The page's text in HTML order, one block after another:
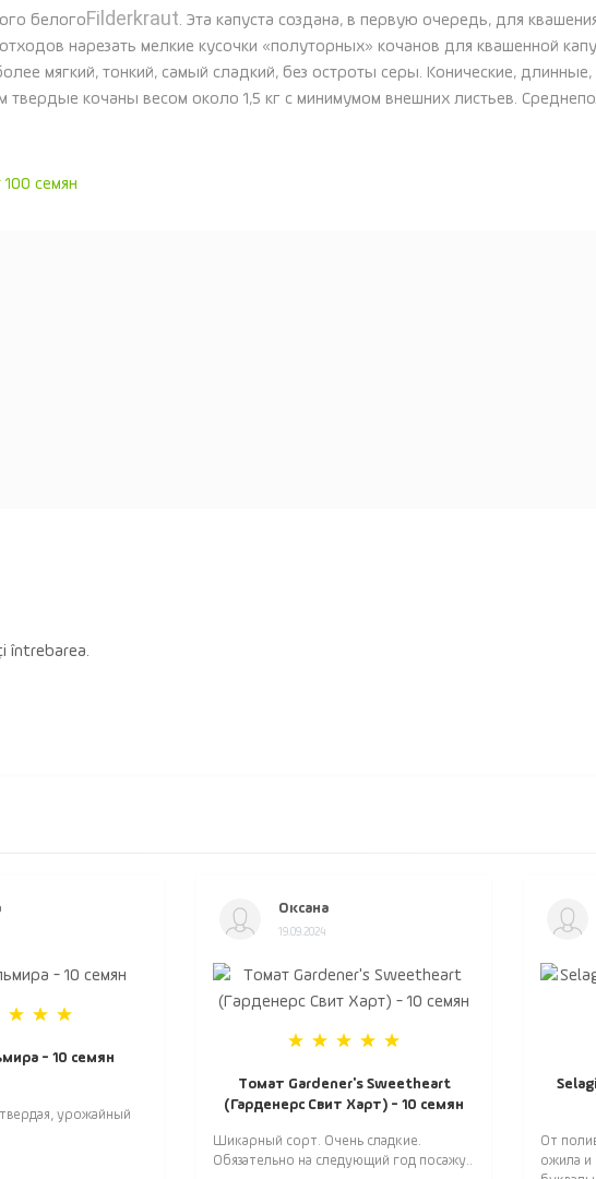
белогоFilderkraut. Эта капуста создана, в первую очередь, для
нарезать мелкие кусочки «полуторных» кочанов для квашенной
мягкий, тонкий, самый сладкий, без остроты серы. Конические,
кочаны весом около 1,5 кг с минимумом внешних листьев.
семян
întrebarea.
- 10 семян
урожайный
Оксана
19.09.2024
Томат Gardener's Sweetheart
(Гарденерс Свит Харт) - 10 семян
Шикарный сорт. Очень сладкие.
Обязательно на следующий год посажу..
От
ожила и